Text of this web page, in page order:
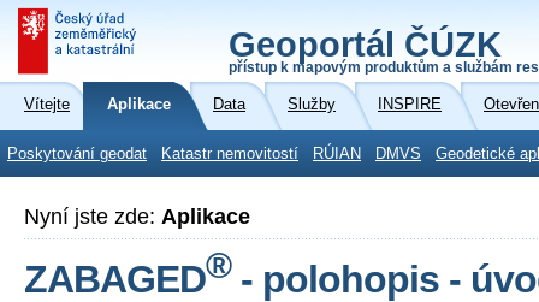
Geoportál ČÚZK
přístup k mapovým produktům a službám
Vítejte Aplikace Data Služby INSPIRE
Poskytování geodat Katastr nemovitostí RÚIAN DMVS Geodetické
Nyní jste zde: Aplikace
ZABAGED®- polohopis -